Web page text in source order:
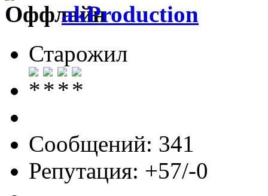
akProduction
Старожил
Сообщений: 341
Репутация: +57/-0